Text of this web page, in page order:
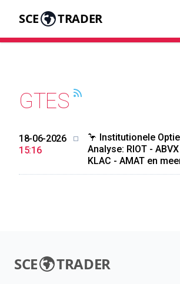
SCE TRADER
GTES
18-06-2026
15:16
🦩 Institutionele
Analyse: RIOT -
KLAC - AMAT en
SCE TRADER